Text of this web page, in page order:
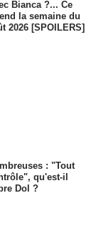
Bianca ?... Ce
la semaine du
2026 [SPOILERS]
: "Tout
qu'est-il
Dol ?